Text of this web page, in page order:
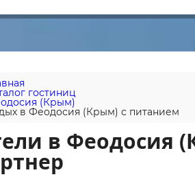
гостиниц
(Крым)
в Феодосия (Крым) с питанием
в Феодосия